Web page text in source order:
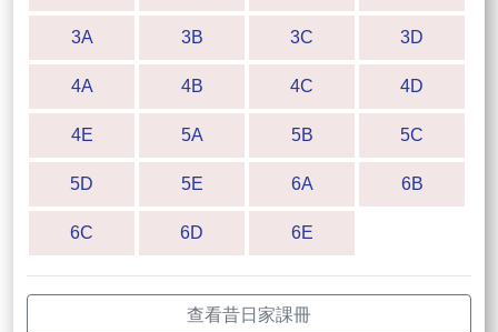
3A 3B 3C 3D
4A 4B 4C 4D
4E 5A 5B 5C
5D 5E 6A 6B
6C 6D 6E
查看昔日家課冊